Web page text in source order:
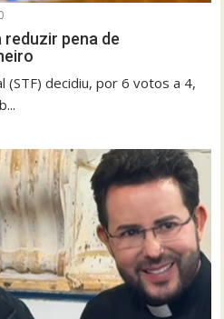
reduzir pena de
(STF) decidiu, por 6 votos a 4,